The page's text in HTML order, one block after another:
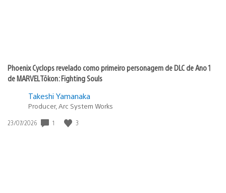
Phoenix Cyclops revelado como primeiro personagem de DLC de Ano 1
de MARVEL Tōkon: Fighting Souls
Takeshi Yamanaka
Producer, Arc System Works
Data
23/07/2026 1 3